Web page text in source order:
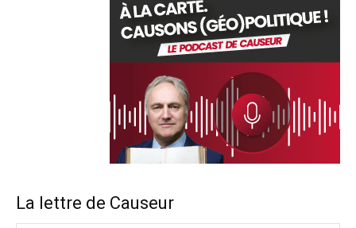
La lettre de Causeur